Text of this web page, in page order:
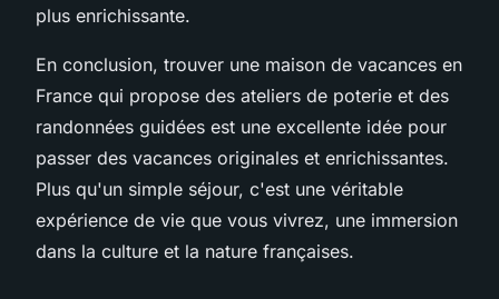
plus enrichissante.
En conclusion, trouver une maison de vacances en
France qui propose des ateliers de poterie et des
randonnées guidées est une excellente idée pour
passer des vacances originales et enrichissantes.
Plus qu'un simple séjour, c'est une véritable
expérience de vie que vous vivrez, une immersion
dans la culture et la nature françaises.